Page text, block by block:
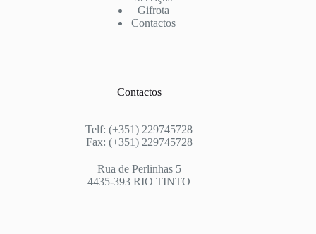
Gifrota
Contactos
Contactos
Telf: (+351) 229745728
Fax: (+351) 229745728
Rua de Perlinhas 5
4435-393 RIO TINTO